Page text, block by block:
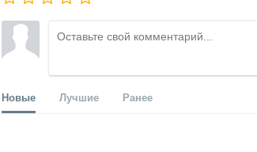
Новые Лучшие Ранее